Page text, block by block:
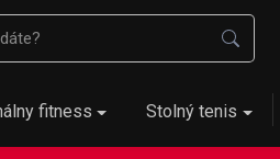
fitness Stolný tenis